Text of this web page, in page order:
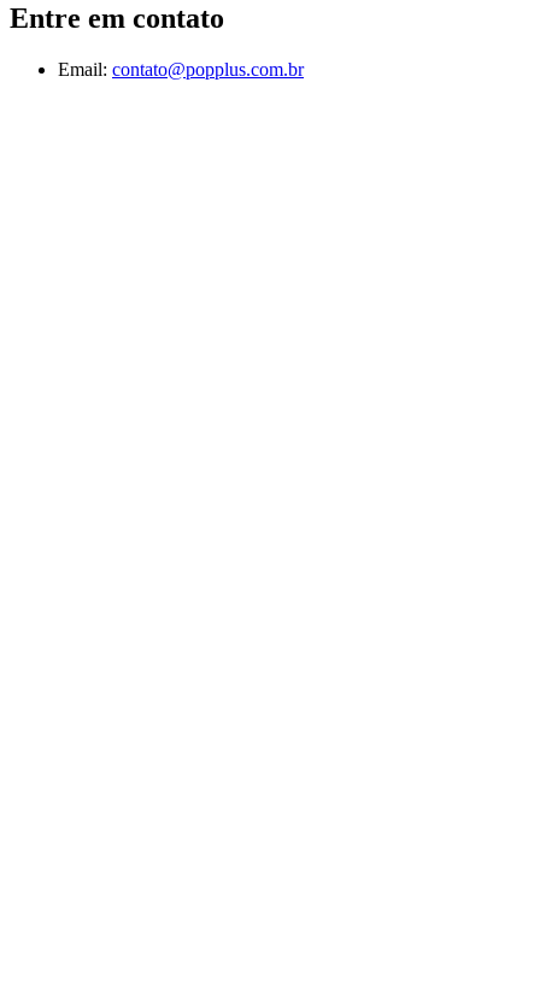
Entre em contato
Email: contato@popplus.com.br